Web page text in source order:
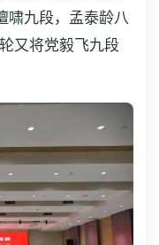
啸九段，孟泰龄八
又将党毅飞九段